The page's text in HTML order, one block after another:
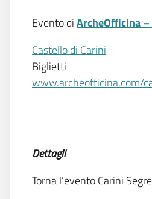
Evento diArcheOfficina
Castello di Carini
Biglietti
www.archeofficina.com/
Dettagli
Torna l’evento Carini